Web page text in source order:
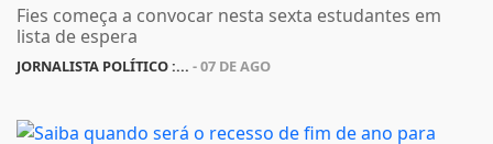
Fies começa a convocar nesta sexta estudantes em
lista de espera
JORNALISTA POLÍTICO :... - 07 DE AGO